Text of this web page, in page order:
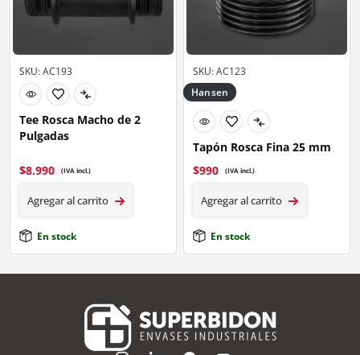
SKU: AC193
Tee Rosca Macho de 2
Pulgadas
$8.990 (IVA incl.)
Agregar al carrito
En stock
SKU: AC123
Hansen
Tapón Rosca Fina 25 mm
$990 (IVA incl.)
Agregar al carrito
En stock